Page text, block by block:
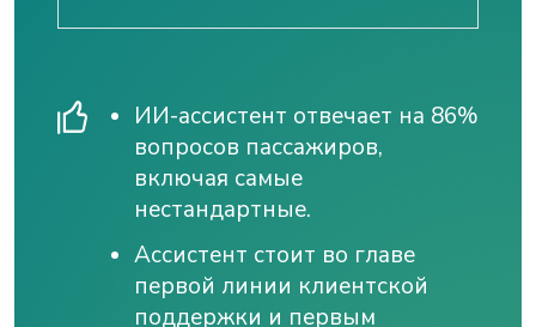
ИИ-ассистент отвечает на 86%
вопросов пассажиров,
включая самые
нестандартные.
Ассистент стоит во главе
первой линии клиентской
поддержки и первым